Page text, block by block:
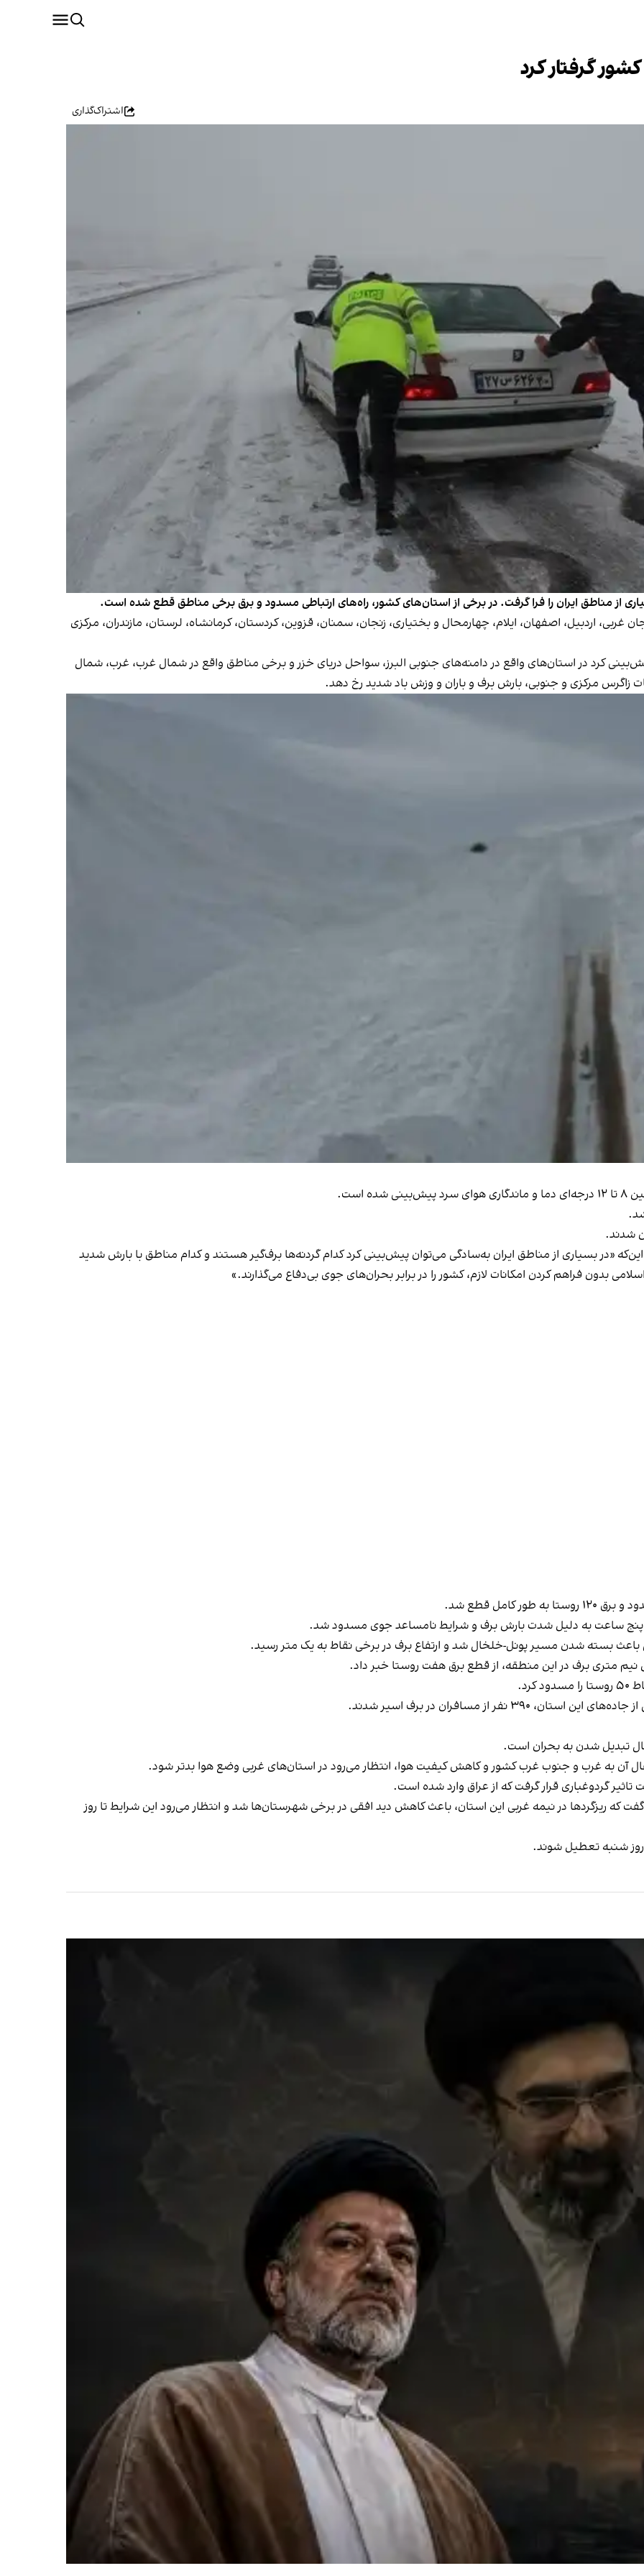
اشتراک‌گذاری
شرقی، آذربایجان غربی، اردبیل، اصفهان، ایلام، چهارمحال و بختیاری، زنجان، سمنان، قزوین، کردستان، کرمانشاه، لرستان، مازندران، مرکزی
کشور پیش‌بینی کرد در استان‌های واقع در دامنه‌های جنوبی البرز، سواحل دریای خزر و برخی مناطق واقع در شمال غرب، غرب، شمال
زاگرس مرکزی و جنوبی، بارش برف و باران و وزش باد شدید رخ دهد.
است.
شدند.
این‌که «در بسیاری از مناطق ایران به‌سادگی می‌توان پیش‌بینی کرد کدام گردنه‌ها برف‌گیر هستند و کدام مناطق با بارش شدید
بدون فراهم کردن امکانات لازم، کشور را در برابر بحران‌های جوی بی‌دفاع می‌گذارند.»
باعث بسته شدن مسیر پونل-خلخال شد و ارتفاع برف در برخی نقاط به یک متر رسید.
نیم متری برف در این منطقه، از قطع برق هفت روستا خبر داد.
از مسافران در برف اسیر شدند.
حال تبدیل شدن به بحران است.
آن به غرب و جنوب غرب کشور و کاهش کیفیت هوا، انتظار می‌رود در استان‌های غربی وضع هوا بدتر شود.
گرد‌وغباری قرار گرفت که از عراق وارد شده‌ است.
که ریزگردها در نیمه غربی این استان، باعث کاهش دید افقی در برخی شهرستان‌ها شد و انتظار می‌رود این شرایط تا روز
شنبه تعطیل شوند.